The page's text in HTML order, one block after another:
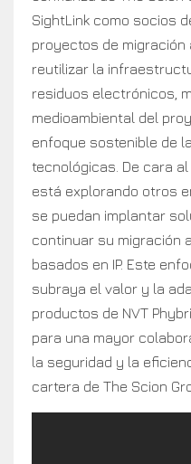
SightLink como socios
proyectos de migración
reutilizar la
residuos electrónicos,
medioambiental del
enfoque sostenible de
tecnológicas. De cara
está explorando otros
se puedan implantar
continuar su migración
basados en IP. Este
subraya el valor y la
productos de NVT
para una mayor
la seguridad y la
cartera de The Scion